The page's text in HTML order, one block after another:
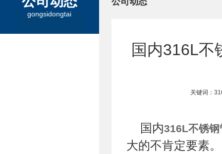
gongsidongtai
国内316L不
关键词：
国内316L不锈钢
大的不肯定要素